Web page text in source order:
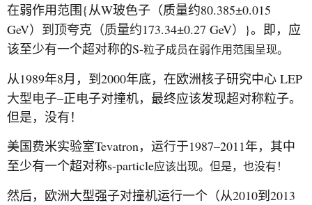
在弱作用范围 { 从W玻色子（质量约80.385±0.015
GeV）到顶夸克（质量约173.34±0.27 GeV） }。即，应
该至少有一个超对称的S-粒子成员在弱作用范围呈现。
从1989年8月，到 2000年底，在欧洲核子研究中心 LEP
大型电子–正电子对撞机，最终应该发现超对称粒子。
但是，没有！
美国费米实验室Tevatron，运行于1987–2011年，其中
至少有一个超对称s-particle应该出现。但是，也没有！
然后，欧洲大型强子对撞机运行一个（从2010到 2013